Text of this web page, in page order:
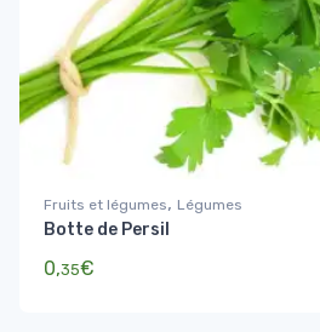
Fruits et légumes, Légumes
Botte de Persil
0,35€